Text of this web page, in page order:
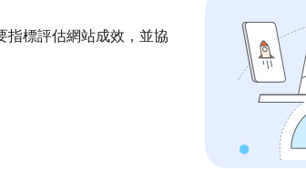
指標評估網站成效，並協